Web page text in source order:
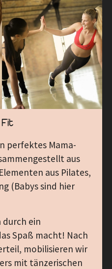
Fit
perfektes Mama-
aus
aus Pilates,
(Babys sind hier
durch ein
Spaß macht! Nach
mobilisieren wir
mit tänzerischen